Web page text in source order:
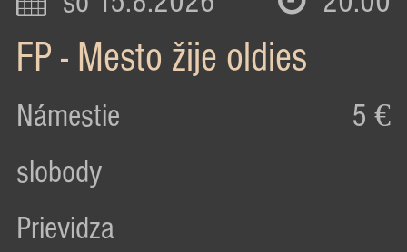
FP - Mesto žije oldies
Námestie
slobody
Prievidza
5 €